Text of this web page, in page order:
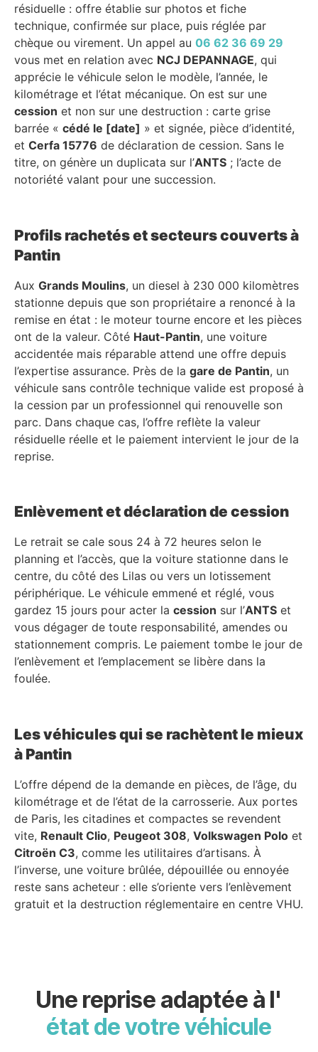
résiduelle : offre établie sur photos et fiche
technique, confirmée sur place, puis réglée par
chèque ou virement. Un appel au 06 62 36 69 29
vous met en relation avec NCJ DEPANNAGE, qui
apprécie le véhicule selon le modèle, l’année, le
kilométrage et l’état mécanique. On est sur une
cession et non sur une destruction : carte grise
barrée « cédé le [date] » et signée, pièce d’identité,
et Cerfa 15776 de déclaration de cession. Sans le
titre, on génère un duplicata sur l’ANTS ; l’acte de
notoriété valant pour une succession.
Profils rachetés et secteurs couverts à
Pantin
Aux Grands Moulins, un diesel à 230 000 kilomètres
stationne depuis que son propriétaire a renoncé à la
remise en état : le moteur tourne encore et les pièces
ont de la valeur. Côté Haut-Pantin, une voiture
accidentée mais réparable attend une offre depuis
l’expertise assurance. Près de la gare de Pantin, un
véhicule sans contrôle technique valide est proposé à
la cession par un professionnel qui renouvelle son
parc. Dans chaque cas, l’offre reflète la valeur
résiduelle réelle et le paiement intervient le jour de la
reprise.
Enlèvement et déclaration de cession
Le retrait se cale sous 24 à 72 heures selon le
planning et l’accès, que la voiture stationne dans le
centre, du côté des Lilas ou vers un lotissement
périphérique. Le véhicule emmené et réglé, vous
gardez 15 jours pour acter la cession sur l’ANTS et
vous dégager de toute responsabilité, amendes ou
stationnement compris. Le paiement tombe le jour de
l’enlèvement et l’emplacement se libère dans la
foulée.
Les véhicules qui se rachètent le mieux
à Pantin
L’offre dépend de la demande en pièces, de l’âge, du
kilométrage et de l’état de la carrosserie. Aux portes
de Paris, les citadines et compactes se revendent
vite, Renault Clio, Peugeot 308, Volkswagen Polo et
Citroën C3, comme les utilitaires d’artisans. À
l’inverse, une voiture brûlée, dépouillée ou ennoyée
reste sans acheteur : elle s’oriente vers l’enlèvement
gratuit et la destruction réglementaire en centre VHU.
Une reprise adaptée à l'
état de votre véhicule